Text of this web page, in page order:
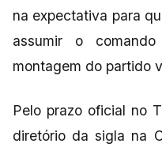
na expectativa para
assumir o
montagem do partido
Pelo prazo oficial no
diretório da sigla na